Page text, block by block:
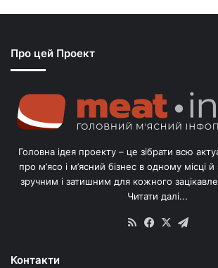
п
о
е
Про цей Проект
Головна ідея проекту – це зібрати всю
про м’ясо і м’ясний бізнес в одному місці
зручним і затишним для кожного
Читати далі...
RSS Facebook
X
Контакти